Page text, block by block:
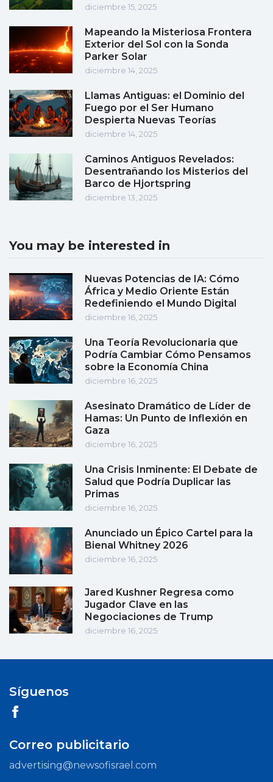
diciembre 15, 2025
Mapeando la Misteriosa Frontera
Exterior del Sol con la Sonda
Parker Solar
diciembre 14, 2025
Llamas Antiguas: el Dominio del
Fuego por el Ser Humano
Despierta Nuevas Teorías
diciembre 14, 2025
Caminos Antiguos Revelados:
Desentrañando los Misterios del
Barco de Hjortspring
diciembre 13, 2025
You may be interested in
Nuevas Potencias de IA: Cómo
África y Medio Oriente Están
Redefiniendo el Mundo Digital
diciembre 16, 2025
Una Teoría Revolucionaria que
Podría Cambiar Cómo Pensamos
sobre la Economía China
diciembre 16, 2025
Asesinato Dramático de Líder de
Hamas: Un Punto de Inflexión en
Gaza
diciembre 16, 2025
Una Crisis Inminente: El Debate de
Salud que Podría Duplicar las
Primas
diciembre 16, 2025
Anunciado un Épico Cartel para la
Bienal Whitney 2026
diciembre 16, 2025
Jared Kushner Regresa como
Jugador Clave en las
Negociaciones de Trump
diciembre 16, 2025
Síguenos
Correo publicitario
advertising@newsofisrael.com